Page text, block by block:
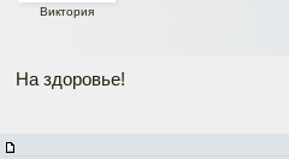
Виктория
На здоровье!